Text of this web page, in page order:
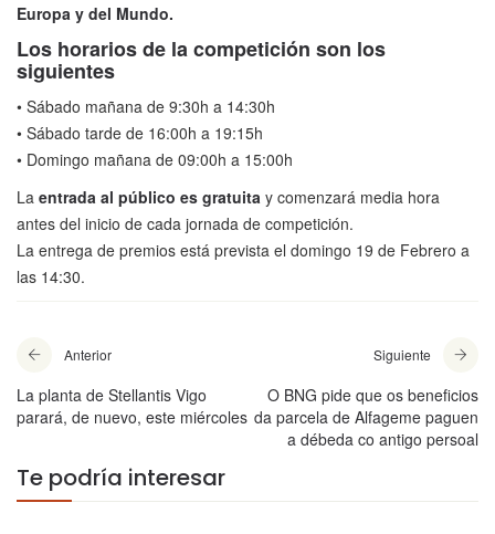
Europa y del Mundo.
Los horarios de la competición son los
siguientes
• Sábado mañana de 9:30h a 14:30h
• Sábado tarde de 16:00h a 19:15h
• Domingo mañana de 09:00h a 15:00h
La entrada al público es gratuita y comenzará media hora
antes del inicio de cada jornada de competición.
La entrega de premios está prevista el domingo 19 de Febrero a
las 14:30.
Anterior
La planta de Stellantis Vigo
parará, de nuevo, este miércoles
Siguiente
O BNG pide que os beneficios
da parcela de Alfageme paguen
a débeda co antigo persoal
Te podría interesar